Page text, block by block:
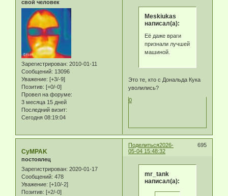
свой человек
Зарегистрирован: 2010-01-11
Сообщений: 13096
Уважение: [+3/-9]
Позитив: [+0/-0]
Провел на форуме:
3 месяца 15 дней
Последний визит:
Сегодня 08:19:04
Meskiukas
написал(а):
Её даже враги
признали лучшей
машиной.
Это те, кто с Дональда Кука
уволились?
0
Поделиться 695
2026-
05-04 15:48:32
CyMPAK
постоялец
Зарегистрирован: 2020-01-17
Сообщений: 478
Уважение: [+10/-2]
Позитив: [+2/-0]
mr_tank
написал(а):